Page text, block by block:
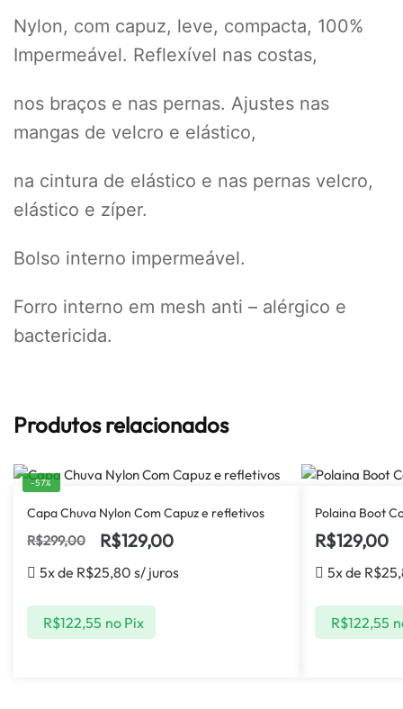
Nylon, com capuz, leve, compacta, 100%
Impermeável. Reflexível nas costas,
nos braços e nas pernas. Ajustes nas
mangas de velcro e elástico,
na cintura de elástico e nas pernas velcro,
elástico e zíper.
Bolso interno impermeável.
Forro interno em mesh anti – alérgico e
bactericida.
Produtos relacionados
-57%
Capa Chuva Nylon Com Capuz e refletivos
R$299,00 R$129,00
5x de R$25,80 s/ juros
R$122,55 no Pix
Polaina Boot
R$129,00
5x de R$
R$122,55